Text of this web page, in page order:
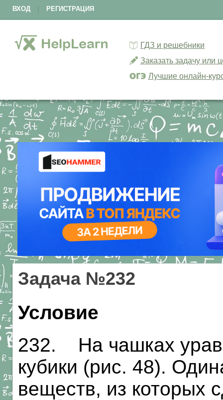
ВХОД РЕГИСТРАЦИЯ
ГДЗ и решебники
Заказать задачу или
Лучшие онлайн-
Задача №232
Условие
232. На чашках
кубики (рис. 48).
веществ, из которых